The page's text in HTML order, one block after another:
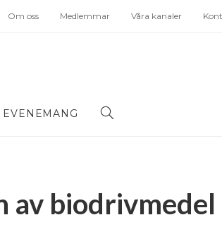
Om oss Medlemmar Våra kanaler
EVENEMANG
av biodrivmedel